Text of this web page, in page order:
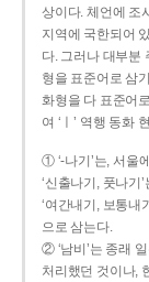
상이다. 체언에 조
지역에 국한되어
다. 그러나 대부분
형을 표준어로 삼
화형을 다 표준어
여 ‘ㅣ’ 역행 동화
① ‘-나기’는, 서울
‘신출나기, 풋나기
‘여간내기, 보통내
으로 삼는다.
② ‘남비’는 종래
처리했던 것이나,